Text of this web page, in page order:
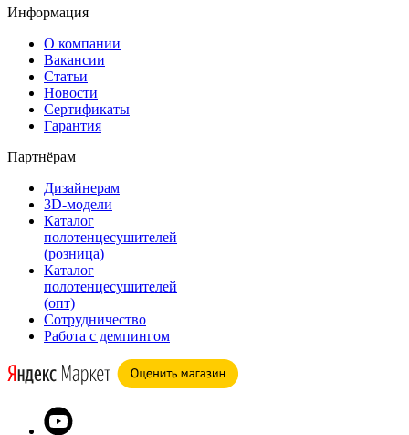
Информация
О компании
Вакансии
Статьи
Новости
Сертификаты
Гарантия
Партнёрам
Дизайнерам
3D-модели
Каталог
полотенцесушителей
(розница)
Каталог
полотенцесушителей
(опт)
Сотрудничество
Работа с демпингом